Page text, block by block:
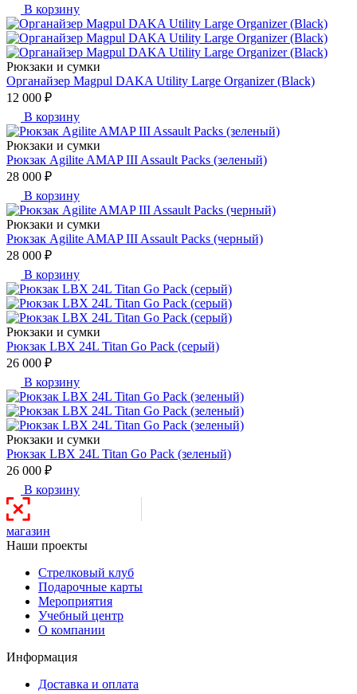
В корзину
Рюкзаки и сумки
Органайзер Magpul DAKA Utility Large Organizer (Black)
12 000 ₽
В корзину
Рюкзаки и сумки
Рюкзак Agilite AMAP III Assault Packs (зеленый)
28 000 ₽
В корзину
Рюкзаки и сумки
Рюкзак Agilite AMAP III Assault Packs (черный)
28 000 ₽
В корзину
Рюкзаки и сумки
Рюкзак LBX 24L Titan Go Pack (серый)
26 000 ₽
В корзину
Рюкзаки и сумки
Рюкзак LBX 24L Titan Go Pack (зеленый)
26 000 ₽
В корзину
магазин
Наши проекты
Стрелковый клуб
Подарочные карты
Мероприятия
Учебный центр
О компании
Информация
Доставка и оплата